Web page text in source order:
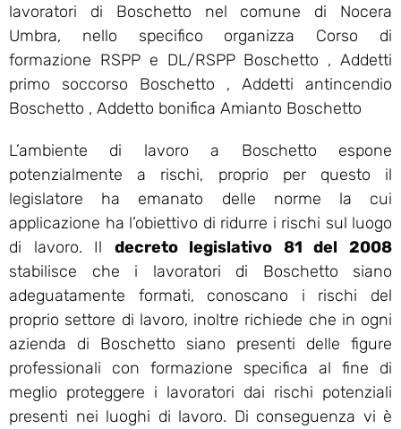
lavoratori di Boschetto nel comune di Nocera
Umbra, nello specifico organizza Corso di
formazione RSPP e DL/RSPP Boschetto , Addetti
primo soccorso Boschetto , Addetti antincendio
Boschetto , Addetto bonifica Amianto Boschetto
L’ambiente di lavoro a Boschetto espone
potenzialmente a rischi, proprio per questo il
legislatore ha emanato delle norme la cui
applicazione ha l’obiettivo di ridurre i rischi sul luogo
di lavoro. Il decreto legislativo 81 del 2008
stabilisce che i lavoratori di Boschetto siano
adeguatamente formati, conoscano i rischi del
proprio settore di lavoro, inoltre richiede che in ogni
azienda di Boschetto siano presenti delle figure
professionali con formazione specifica al fine di
meglio proteggere i lavoratori dai rischi potenziali
presenti nei luoghi di lavoro. Di conseguenza vi è